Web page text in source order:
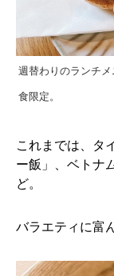
週替わりのランチ
食限定。
これまでは、タ
ー飯」、ベトナ
ど。
バラエティに富